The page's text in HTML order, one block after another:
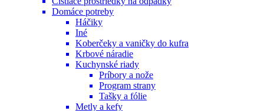
Domáce potreby
Háčiky
Iné
Koberčeky a vaničky do kufra
Krbové náradie
Kuchynské riady
Príbory a nože
Program strany
Tašky a fólie
Metly a kefy